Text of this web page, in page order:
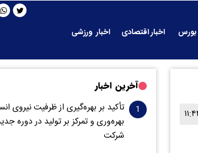
بورس اخبار اقتصادی
اخبار ورزشی
آخرین اخبار
تأکید بر بهره‌گیری از ظرفیت نیروی
بهره‌وری و تمرکز بر تولید در دوره
شرکت